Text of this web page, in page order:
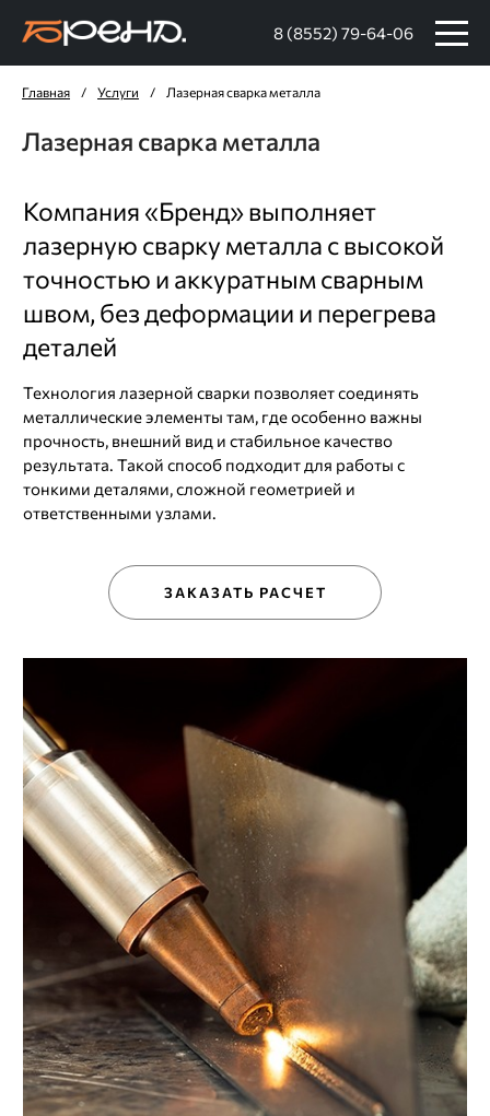
8 (8552) 79-64-06
Главная / Услуги / Лазерная сварка металла
Лазерная сварка металла
Компания «Бренд» выполняет
лазерную сварку металла с высокой
точностью и аккуратным сварным
швом, без деформации и перегрева
деталей
Технология лазерной сварки позволяет соединять
металлические элементы там, где особенно важны
прочность, внешний вид и стабильное качество
результата. Такой способ подходит для работы с
тонкими деталями, сложной геометрией и
ответственными узлами.
ЗАКАЗАТЬ РАСЧЕТ